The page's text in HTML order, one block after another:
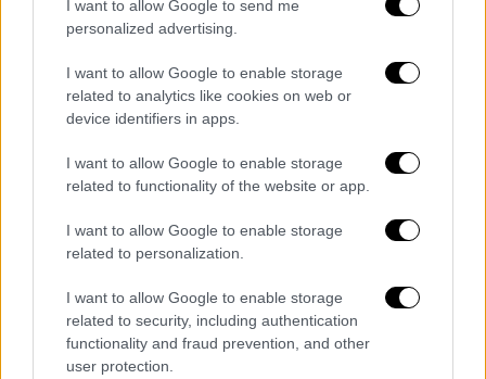
I want to allow Google to send me
personalized advertising.
I want to allow Google to enable storage
related to analytics like cookies on web or
device identifiers in apps.
I want to allow Google to enable storage
related to functionality of the website or app.
I want to allow Google to enable storage
related to personalization.
I want to allow Google to enable storage
related to security, including authentication
functionality and fraud prevention, and other
user protection.
νεογέννητου μωρού της. Ισχυρίστηκε ότι
συμπληρωθούν επτά μήνες κύησης, ενώ
περιέγραψε πώςγέννησε μόνη της στο
της, ακολουθώντας τις οδηγίες που είχε δει
στο διαδίκτυο. «Η μητέρα μου χτύπαγε την
πόρτα, αλλά δεν της άνοιγα. Δεν
καταλάβαινα τι γινόταν. Το κεφάλι μου
έκοψα τον λώρο και ακούμπησα το μωρό
λίγο πιο εκεί. Έβαλα χαρτί στο στόμα του
μωρού και το έβαλα σε μία σακούλα. Έδωσα